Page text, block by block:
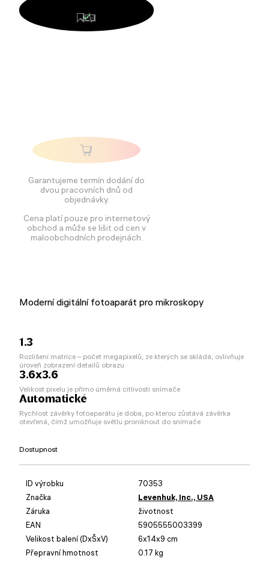
Garantujeme termín dodání do
dvou pracovních dnů od
objednávky.
Cena platí pouze pro internetový
obchod a může se lišit od cen v
maloobchodních prodejnách.
Moderní digitální fotoaparát pro mikroskopy
1.3
Rozlišení matrice – počet megapixelů, ze kterých se skládá; ovlivňuje
úroveň zobrazení detailů obrazu
3.6x3.6
Velikost pixelu je přímo úměrná citlivosti snímače
Automatické
Rychlost závěrky fotoaparátu je doba, po kterou zůstává závěrka
otevřená, čímž umožňuje světlu proniknout do snímače
Dostupnost
ID výrobku
70353
Značka
Levenhuk, Inc., USA
Záruka
životnost
EAN
5905555003399
Velikost balení (DxŠxV)
6x14x9 cm
Přepravní hmotnost
0.17 kg